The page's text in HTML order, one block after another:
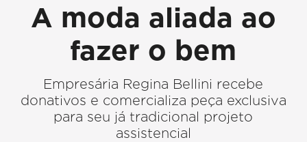
A moda aliada ao
fazer o bem
Empresária Regina Bellini recebe
donativos e comercializa peça exclusiva
para seu já tradicional projeto
assistencial